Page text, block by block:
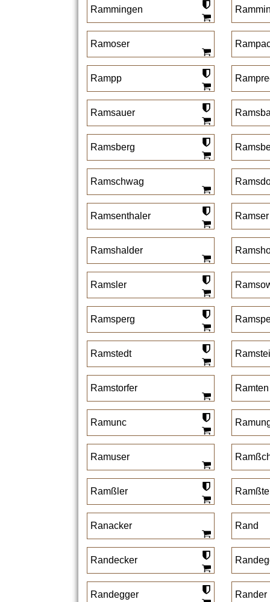
Rammingen
Ramoser
Rampp
Ramsauer
Ramsberg
Ramschwag
Ramsenthaler Ramser
Ramshalder
Ramsler
Ramsperg
Ramstedt
Ramstorfer Ramten
Ramunc
Ramuser
Ramßler
Ranacker Rand
Randecker
Randegger Rander